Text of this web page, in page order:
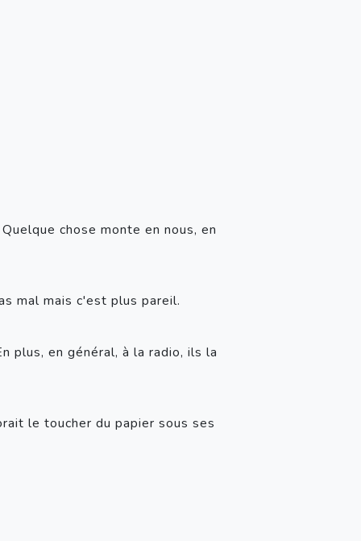
chose monte en nous, en
mal mais c'est plus pareil.
plus, en général, à la radio, ils la
le toucher du papier sous ses